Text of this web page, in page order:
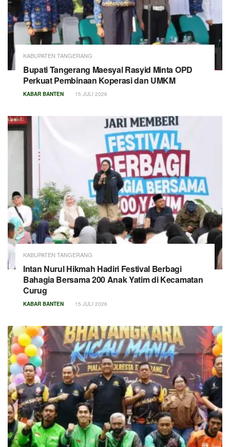
KABUPATEN TANGERANG
Bupati Tangerang Maesyal Rasyid Minta OPD
Perkuat Pembinaan Koperasi dan UMKM
KABAR BANTEN 15 JULI 2026
KABUPATEN TANGERANG
Intan Nurul Hikmah Hadiri Festival Berbagi
Bahagia Bersama 200 Anak Yatim di Kecamatan
Curug
KABAR BANTEN 15 JULI 2026